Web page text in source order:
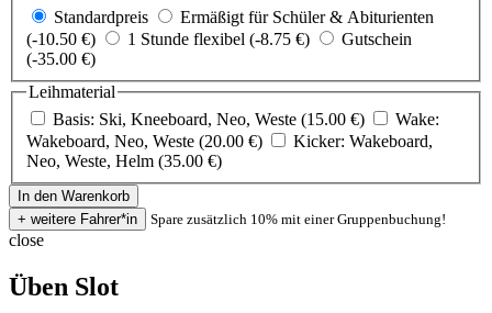
Standardpreis
Ermäßigt für Schüler & Abiturienten
(-10.50 €)
1 Stunde flexibel (-8.75 €)
Gutschein
(-35.00 €)
Leihmaterial
Basis: Ski, Kneeboard, Neo, Weste (15.00 €)
Wake:
Wakeboard, Neo, Weste (20.00 €)
Kicker: Wakeboard,
Neo, Weste, Helm (35.00 €)
Spare zusätzlich 10% mit einer Gruppenbuchung!
close
Üben Slot